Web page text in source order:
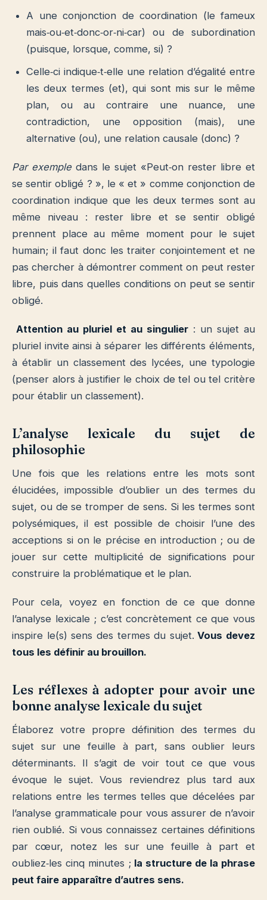
A une conjonction de coordination (le fameux
mais‐ou‐et‐donc‐or‐ni‐car) ou de subordination
(puisque, lorsque, comme, si) ?
Celle‐ci indique‐t‐elle une relation d’égalité entre
les deux termes (et), qui sont mis sur le même
plan, ou au contraire une nuance, une
contradiction, une opposition (mais), une
alternative (ou), une relation causale (donc) ?
Par exempledans le sujet «Peut‐on rester libre et
se sentir obligé ? », le « et » comme conjonction de
coordination indique que les deux termes sont au
même niveau : rester libre et se sentir obligé
prennent place au même moment pour le sujet
humain; il faut donc les traiter conjointement et ne
pas chercher à démontrer comment on peut rester
libre, puis dans quelles conditions on peut se sentir
obligé.
Attention au pluriel et au singulier : un sujet au
pluriel invite ainsi à séparer les différents éléments,
à établir un classement des lycées, une typologie
(penser alors à justifier le choix de tel ou tel critère
pour établir un classement).
L’analyse lexicale du sujet de
philosophie
Une fois que les relations entre les mots sont
élucidées, impossible d’oublier un des termes du
sujet, ou de se tromper de sens. Si les termes sont
polysémiques, il est possible de choisir l’une des
acceptions si on le précise en introduction ; ou de
jouer sur cette multiplicité de significations pour
construire la problématique et le plan.
Pour cela, voyez en fonction de ce que donne
l’analyse lexicale ; c’est concrètement ce que vous
inspire le(s) sens des termes du sujet. Vous devez
tous les définir au brouillon.
Les réflexes à adopter pour avoir une
bonne analyse lexicale du sujet
Élaborez votre propre définition des termes du
sujet sur une feuille à part, sans oublier leurs
déterminants. Il s’agit de voir tout ce que vous
évoque le sujet. Vous reviendrez plus tard aux
relations entre les termes telles que décelées par
l’analyse grammaticale pour vous assurer de n’avoir
rien oublié. Si vous connaissez certaines définitions
par cœur, notez les sur une feuille à part et
oubliez‐les cinq minutes ; la structure de la phrase
peut faire apparaître d’autres sens.